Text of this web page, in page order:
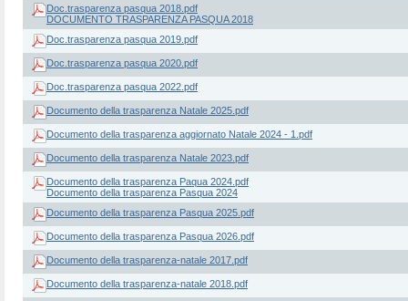
Doc.trasparenza pasqua 2018.pdf
DOCUMENTO TRASPARENZA PASQUA 2018
Doc.trasparenza pasqua 2019.pdf
Doc.trasparenza pasqua 2020.pdf
Doc.trasparenza pasqua 2022.pdf
Documento della trasparenza Natale 2025.pdf
Documento della trasparenza aggiornato Natale 2024 - 1.pdf
Documento della trasparenza Natale 2023.pdf
Documento della trasparenza Paqua 2024.pdf
Documento della trasparenza Pasqua 2024
Documento della trasparenza Pasqua 2025.pdf
Documento della trasparenza Pasqua 2026.pdf
Documento della trasparenza-natale 2017.pdf
Documento della trasparenza-natale 2018.pdf